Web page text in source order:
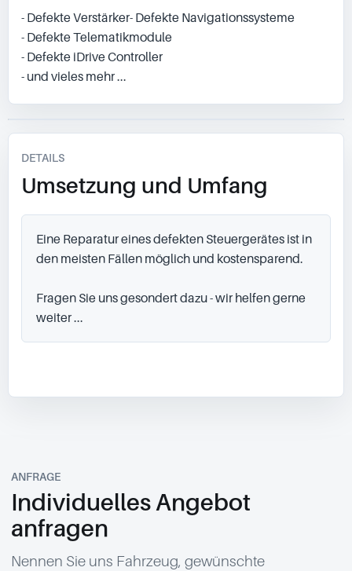
- Defekte Verstärker- Defekte Navigationssysteme
- Defekte Telematikmodule
- Defekte iDrive Controller
- und vieles mehr ...
DETAILS
Umsetzung und Umfang
Eine Reparatur eines defekten Steuergerätes ist in
den meisten Fällen möglich und kostensparend.
Fragen Sie uns gesondert dazu - wir helfen gerne
weiter ...
ANFRAGE
Individuelles Angebot
anfragen
Nennen Sie uns Fahrzeug, gewünschte